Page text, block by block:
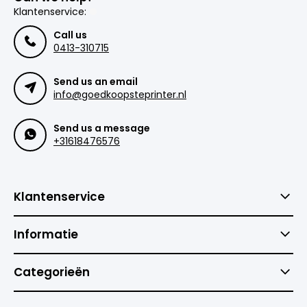
Klantenservice:
Call us
0413-310715
Send us an email
info@goedkoopsteprinter.nl
Send us a message
+31618476576
Klantenservice
Informatie
Categorieën